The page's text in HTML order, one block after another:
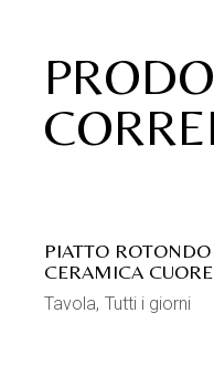
PIATTO
CERAMICA CUORE
Tavola Tutti i giorni